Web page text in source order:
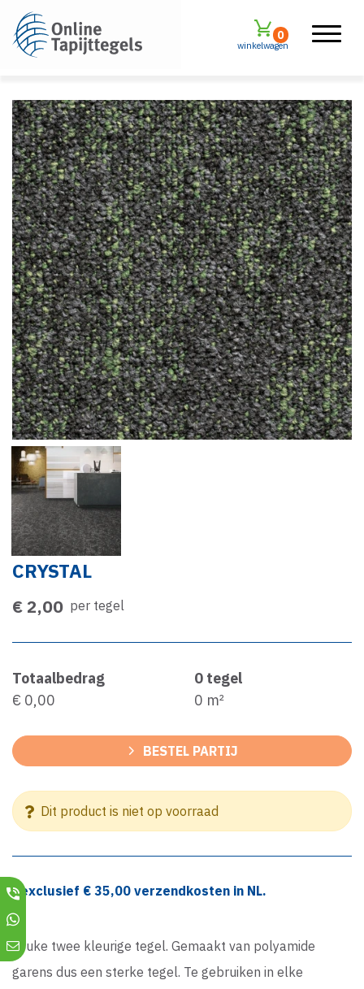
winkelwagen
0
CRYSTAL
€ 2,00 per tegel
Totaalbedrag
€ 0,00
0 tegel
0 m²
BESTEL PARTIJ
Dit product is niet op voorraad
*exclusief € 35,00 verzendkosten in NL.
Leuke twee kleurige tegel. Gemaakt van polyamide
garens dus een sterke tegel. Te gebruiken in elke